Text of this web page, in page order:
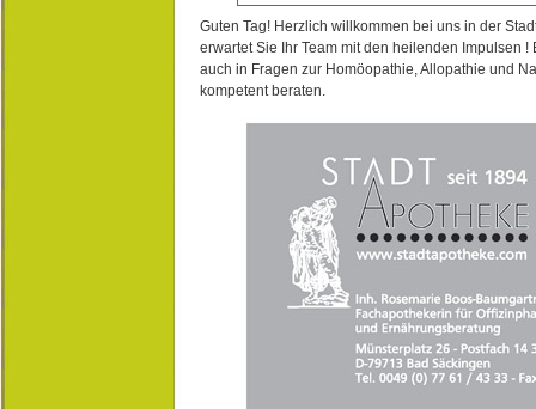
Guten Tag! Herzlich willkommen bei uns in der
erwartet Sie Ihr Team mit den heilenden Impulsen !
auch in Fragen zur Homöopathie, Allopathie und
kompetent beraten.